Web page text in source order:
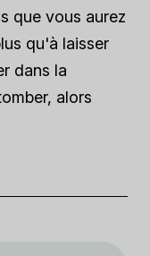
que vous aurez
qu'à laisser
dans la
alors